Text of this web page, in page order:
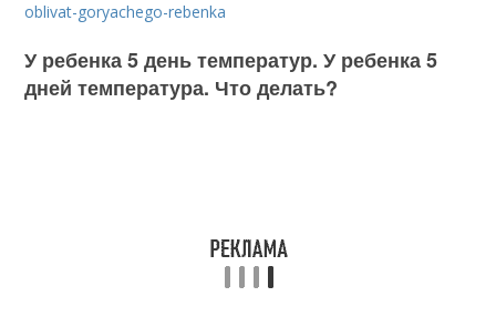
oblivat-goryachego-rebenka
У ребенка 5 день температур. У ребенка 5
дней температура. Что делать?